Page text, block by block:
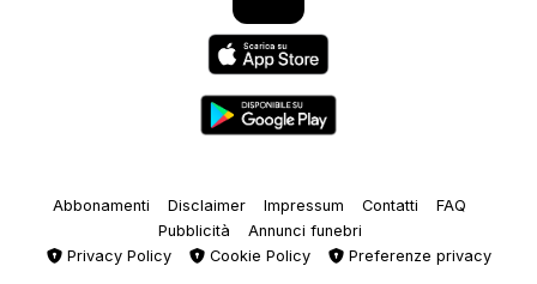
Abbonamenti Disclaimer Impressum Contatti
FAQ
Pubblicità
Annunci funebri
Privacy Policy
Cookie Policy Preferenze privacy